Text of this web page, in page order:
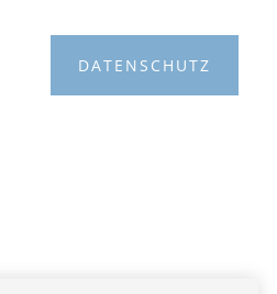
DATENSCHUTZ